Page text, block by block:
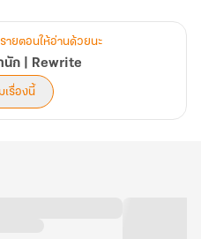
ายตอนให้อ่านด้วยนะ
นัก | Rewrite
เรื่องนี้